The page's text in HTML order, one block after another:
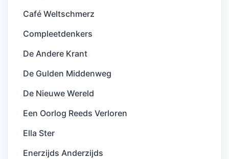
Café Weltschmerz
Compleetdenkers
De Andere Krant
De Gulden Middenweg
De Nieuwe Wereld
Een Oorlog Reeds Verloren
Ella Ster
Enerzijds Anderzijds